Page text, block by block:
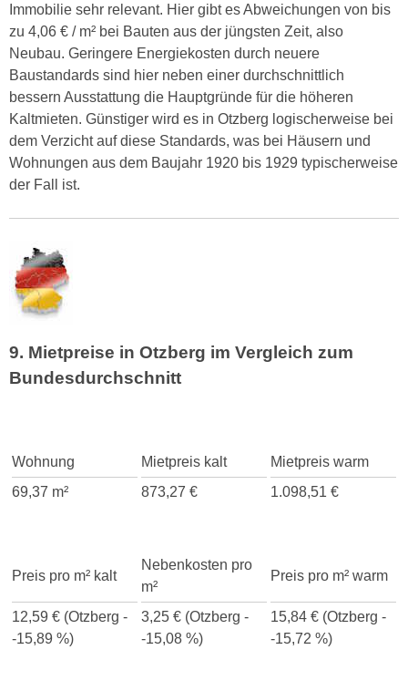
Immobilie sehr relevant. Hier gibt es Abweichungen von bis
zu 4,06 € / m² bei Bauten aus der jüngsten Zeit, also
Neubau. Geringere Energiekosten durch neuere
Baustandards sind hier neben einer durchschnittlich
bessern Ausstattung die Hauptgründe für die höheren
Kaltmieten. Günstiger wird es in Otzberg logischerweise bei
dem Verzicht auf diese Standards, was bei Häusern und
Wohnungen aus dem Baujahr 1920 bis 1929 typischerweise
der Fall ist.
9. Mietpreise in Otzberg im Vergleich zum
Bundesdurchschnitt
Wohnung Mietpreis kalt
Mietpreis warm
69,37 m²
873,27 € 1.098,51 €
Preis pro m² kalt
Nebenkosten pro
m²
Preis pro m² warm
12,59 € (Otzberg -
-15,89 %)
3,25 € (Otzberg -
-15,08 %)
15,84 € (Otzberg -
-15,72 %)